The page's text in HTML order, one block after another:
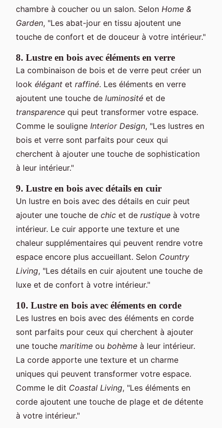
chambre à coucher ou un salon. Selon Home &
Garden, "Les abat-jour en tissu ajoutent une
touche de confort et de douceur à votre intérieur."
8. Lustre en bois avec éléments en verre
La combinaison de bois et de verre peut créer un
look élégant et raffiné. Les éléments en verre
ajoutent une touche de luminosité et de
transparence qui peut transformer votre espace.
Comme le souligne Interior Design, "Les lustres en
bois et verre sont parfaits pour ceux qui
cherchent à ajouter une touche de sophistication
à leur intérieur."
9. Lustre en bois avec détails en cuir
Un lustre en bois avec des détails en cuir peut
ajouter une touche de chic et de rustique à votre
intérieur. Le cuir apporte une texture et une
chaleur supplémentaires qui peuvent rendre votre
espace encore plus accueillant. Selon Country
Living, "Les détails en cuir ajoutent une touche de
luxe et de confort à votre intérieur."
10. Lustre en bois avec éléments en corde
Les lustres en bois avec des éléments en corde
sont parfaits pour ceux qui cherchent à ajouter
une touche maritime ou bohème à leur intérieur.
La corde apporte une texture et un charme
uniques qui peuvent transformer votre espace.
Comme le dit Coastal Living, "Les éléments en
corde ajoutent une touche de plage et de détente
à votre intérieur."